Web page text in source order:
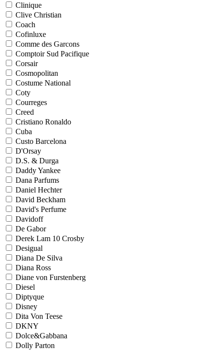
Clinique
Clive Christian
Coach
Cofinluxe
Comme des Garcons
Comptoir Sud Pacifique
Corsair
Cosmopolitan
Costume National
Coty
Courreges
Creed
Cristiano Ronaldo
Cuba
Custo Barcelona
D'Orsay
D.S. & Durga
Daddy Yankee
Dana Parfums
Daniel Hechter
David Beckham
David's Perfume
Davidoff
De Gabor
Derek Lam 10 Crosby
Desigual
Diana De Silva
Diana Ross
Diane von Furstenberg
Diesel
Diptyque
Disney
Dita Von Teese
DKNY
Dolce&Gabbana
Dolly Parton